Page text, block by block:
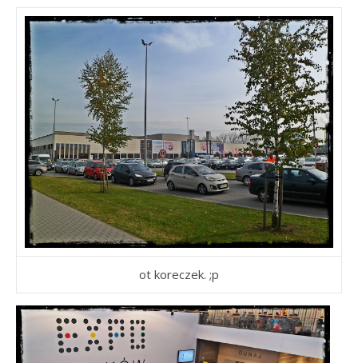
ot koreczek. ;p